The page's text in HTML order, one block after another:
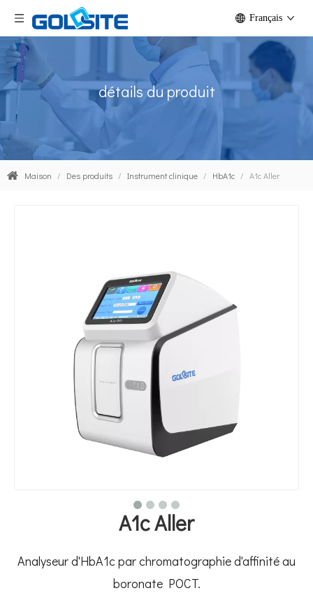
Français
détails du produit
Maison / Des produits / Instrument clinique / HbA1c / A1c Aller
A1c Aller
Analyseur d'HbA1c par chromatographie d'affinité au
boronate POCT.